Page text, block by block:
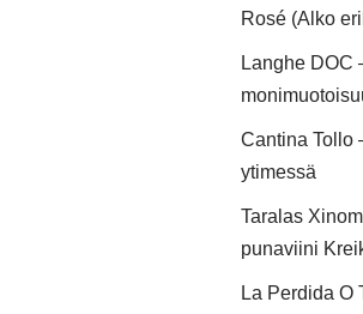
Rosé (Alko
Langhe DOC
Cantina Tollo
ytimessä
Taralas
punaviini
La Perdida O